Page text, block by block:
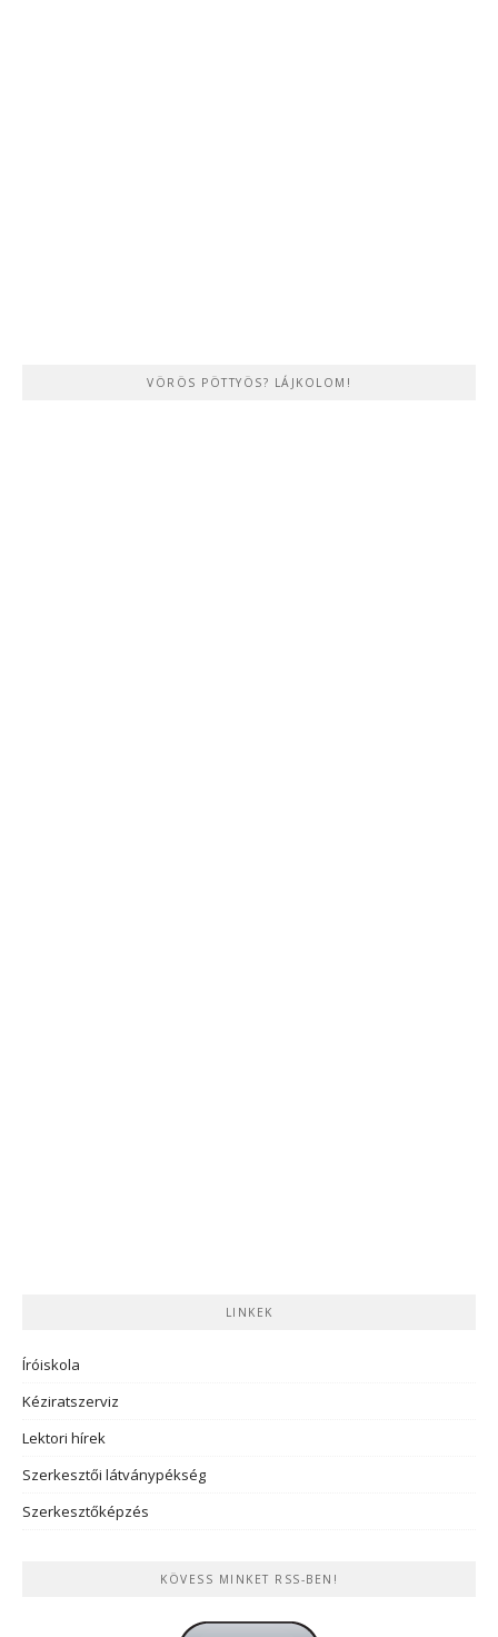
VÖRÖS PÖTTYÖS? LÁJKOLOM!
LINKEK
Íróiskola
Kéziratszerviz
Lektori hírek
Szerkesztői látványpékség
Szerkesztőképzés
KÖVESS MINKET RSS-BEN!